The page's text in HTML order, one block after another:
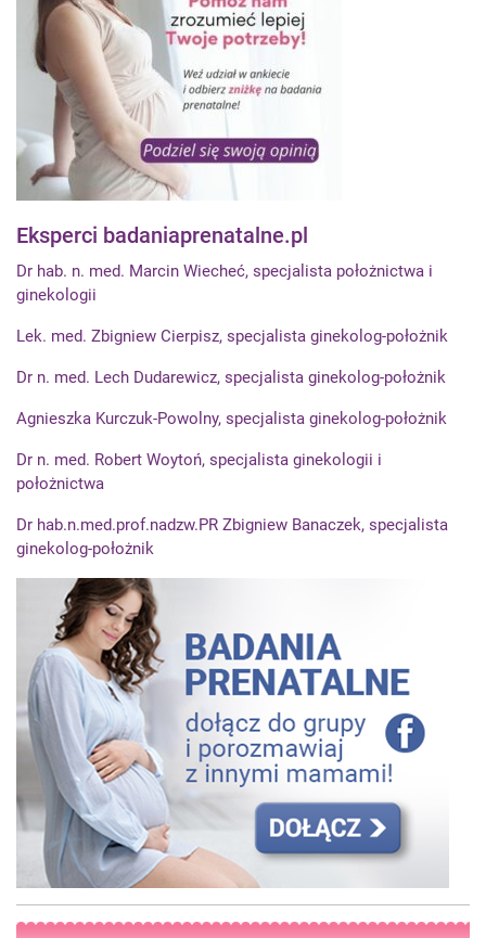
Eksperci badaniaprenatalne.pl
Dr hab. n. med. Marcin Wiecheć, specjalista położnictwa i
ginekologii
Lek. med. Zbigniew Cierpisz, specjalista ginekolog-położnik
Dr n. med. Lech Dudarewicz, specjalista ginekolog-położnik
Agnieszka Kurczuk-Powolny, specjalista ginekolog-położnik
Dr n. med. Robert Woytoń, specjalista ginekologii i
położnictwa
Dr hab.n.med.prof.nadzw.PR Zbigniew Banaczek, specjalista
ginekolog-położnik